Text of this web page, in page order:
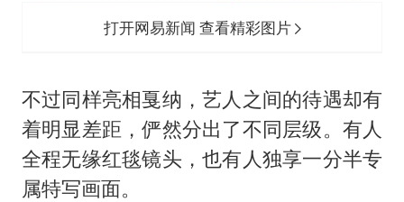
打开网易新闻 查看精彩图片
不过同样亮相戛纳，艺人之间的待遇却有
着明显差距，俨然分出了不同层级。有人
全程无缘红毯镜头，也有人独享一分半专
属特写画面。